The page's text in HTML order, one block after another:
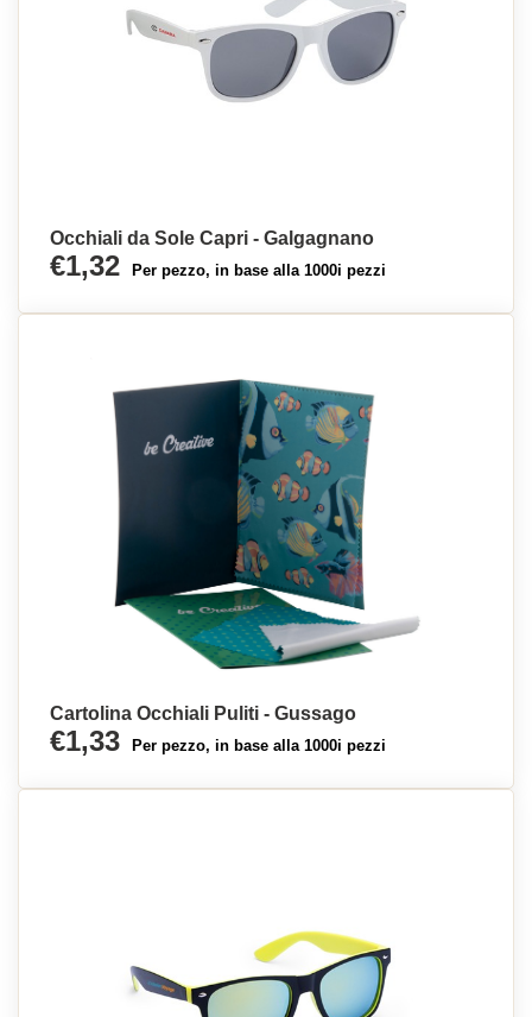
Occhiali da Sole Capri - Galgagnano
€1,32 Per pezzo, in base alla 1000i pezzi
Cartolina Occhiali Puliti - Gussago
€1,33 Per pezzo, in base alla 1000i pezzi